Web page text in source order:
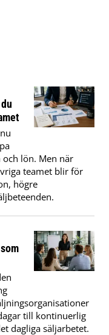
lön. Men när
teamet blir för
högre
till kontinuerlig
dagliga säljarbetet.